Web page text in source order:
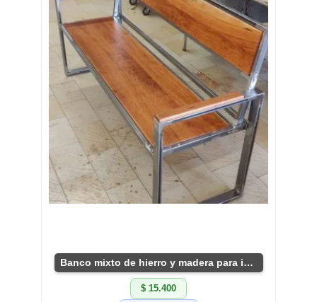
Banco mixto de hierro y madera para interiores
$ 15.400